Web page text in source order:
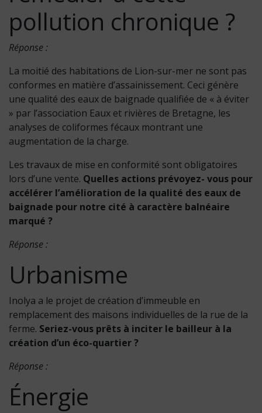
pollution chronique ?
Réponse :
La moitié des habitations de Lion-sur-mer ne sont pas
conformes en matière d’assainissement. Ceci génère
une qualité des eaux de baignade qualifiée de « à éviter
» par l’association Eaux et rivières de Bretagne, les
analyses de coliformes fécaux montrant une
augmentation de la charge.
Les travaux de mise en conformité sont obligatoires
lors d’une vente. Quelles actions prévoyez- vous pour
accélérer l’amélioration de la qualité des eaux de
baignade pour notre cité à caractère balnéaire
marqué ?
Réponse :
Urbanisme
Inolya a le projet de création d’immeuble en
remplacement des maisons individuelles de la rue de la
ferme. Seriez-vous prêts à inciter le bailleur à la
création d’un éco-quartier ?
Réponse :
Énergie